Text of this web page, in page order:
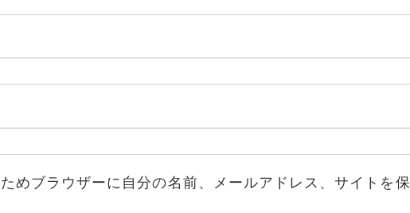
めブラウザーに自分の名前、メールアドレス、サイトを保